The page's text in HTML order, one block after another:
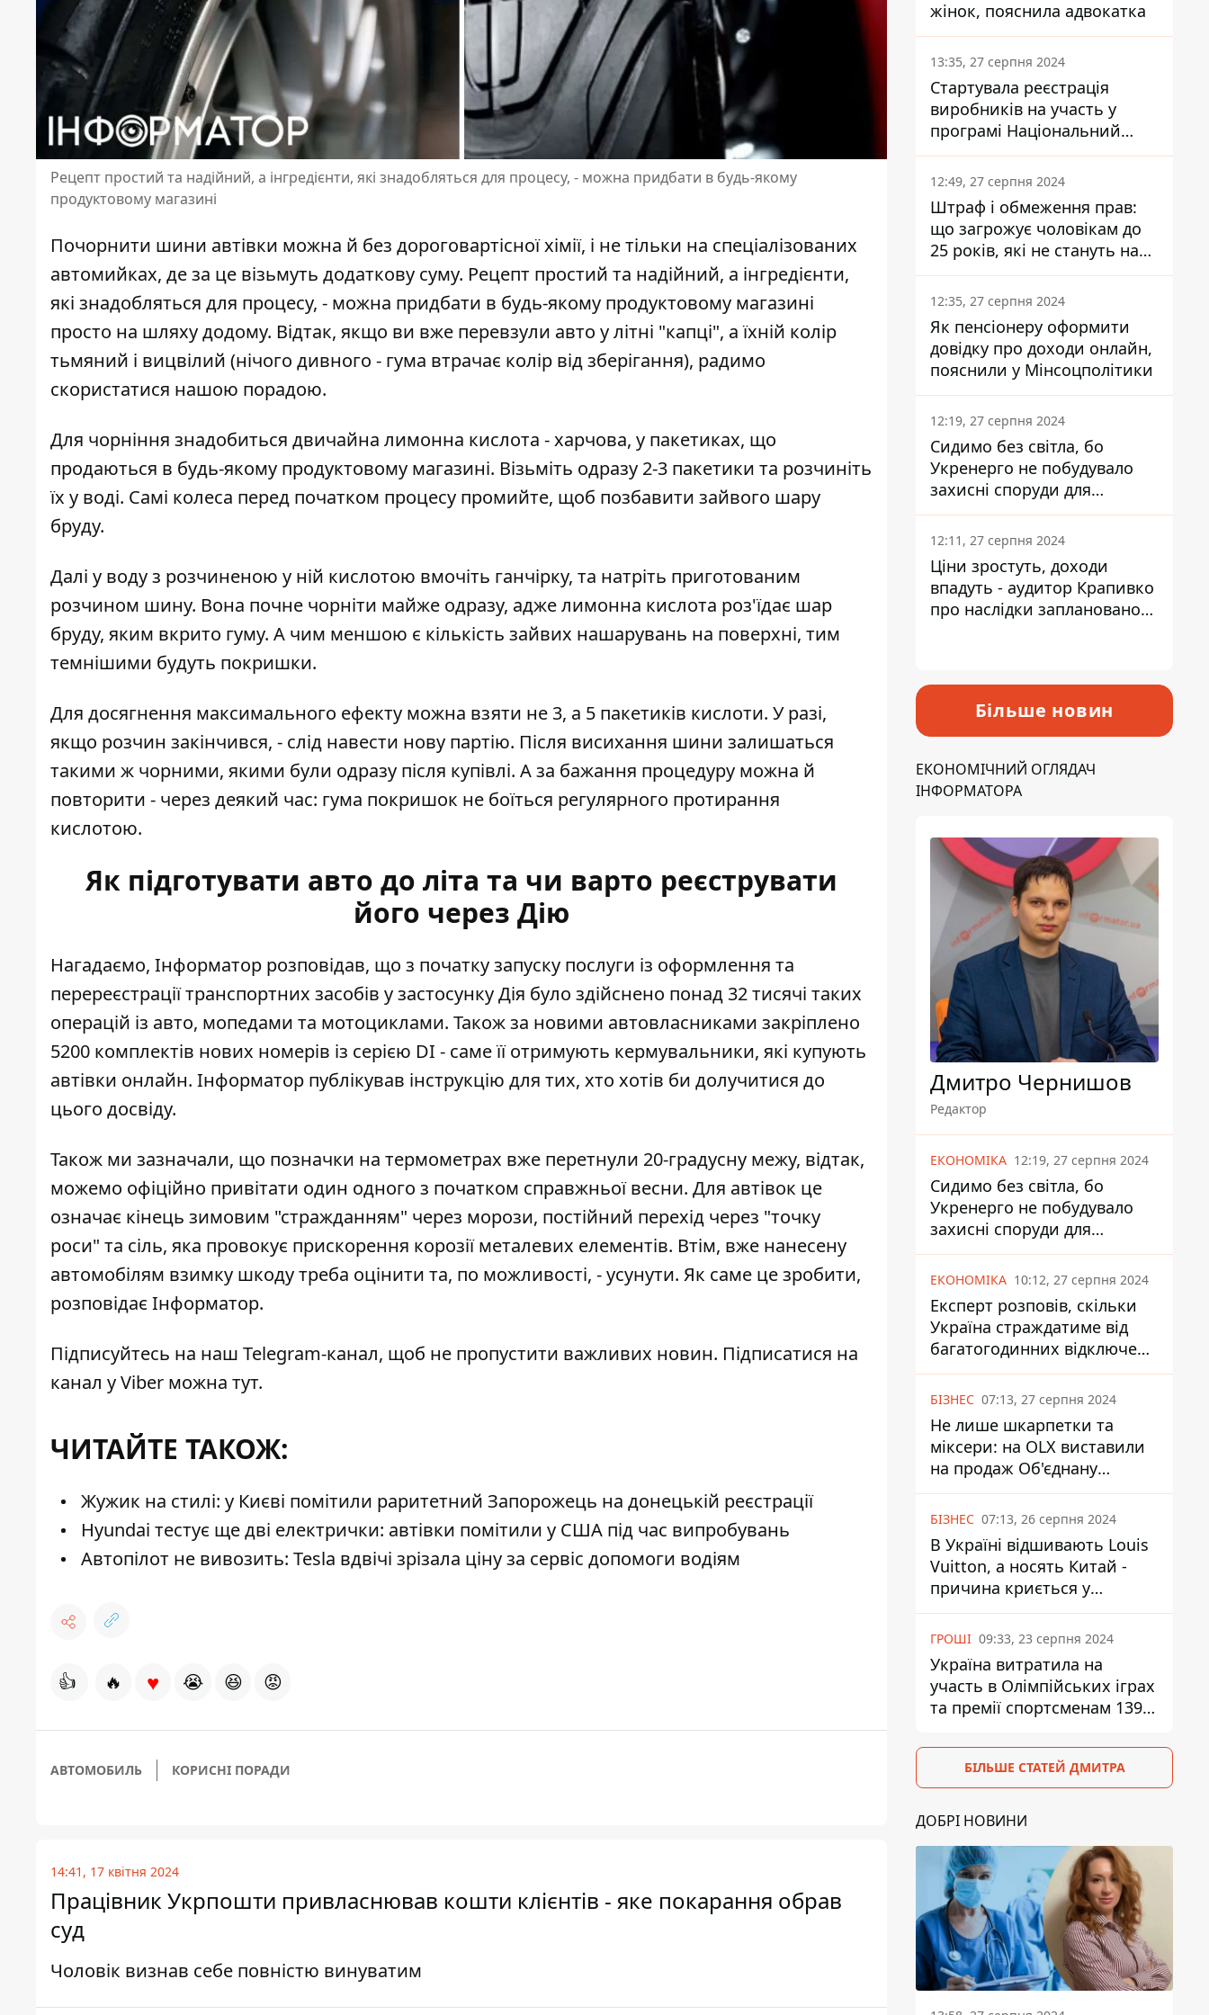
Рецепт простий та надійний, а інгредієнти, які знадобляться для процесу, - можна придбати в будь-якому
продуктовому магазині
Почорнити шини автівки можна й без дороговартісної хімії, і не тільки на спеціалізованих
автомийках, де за це візьмуть додаткову суму. Рецепт простий та надійний, а інгредієнти,
які знадобляться для процесу, - можна придбати в будь-якому продуктовому магазині
просто на шляху додому. Відтак, якщо ви вже перевзули авто у літні "капці", а їхній колір
тьмяний і вицвілий (нічого дивного - гума втрачає колір від зберігання), радимо
скористатися нашою порадою.
Для чорніння знадобиться двичайна лимонна кислота - харчова, у пакетиках, що
продаються в будь-якому продуктовому магазині. Візьміть одразу 2-3 пакетики та розчиніть
їх у воді. Самі колеса перед початком процесу промийте, щоб позбавити зайвого шару
бруду.
Далі у воду з розчиненою у ній кислотою вмочіть ганчірку, та натріть приготованим
розчином шину. Вона почне чорніти майже одразу, адже лимонна кислота роз'їдає шар
бруду, яким вкрито гуму. А чим меншою є кількість зайвих нашарувань на поверхні, тим
темнішими будуть покришки.
Для досягнення максимального ефекту можна взяти не 3, а 5 пакетиків кислоти. У разі,
якщо розчин закінчився, - слід навести нову партію. Після висихання шини залишаться
такими ж чорними, якими були одразу після купівлі. А за бажання процедуру можна й
повторити - через деякий час: гума покришок не боїться регулярного протирання
кислотою.
Як підготувати авто до літа та чи варто реєструвати
його через Дію
Нагадаємо, Інформатор розповідав, що з початку запуску послуги із оформлення та
перереєстрації транспортних засобів у застосунку Дія було здійснено понад 32 тисячі таких
операцій із авто, мопедами та мотоциклами. Також за новими автовласниками закріплено
5200 комплектів нових номерів із серією DІ - саме її отримують кермувальники, які купують
автівки онлайн. Інформатор публікував інструкцію для тих, хто хотів би долучитися до
цього досвіду.
Також ми зазначали, що позначки на термометрах вже перетнули 20-градусну межу, відтак,
можемо офіційно привітати один одного з початком справжньої весни. Для автівок це
означає кінець зимовим "стражданням" через морози, постійний перехід через "точку
роси" та сіль, яка провокує прискорення корозії металевих елементів. Втім, вже нанесену
автомобілям взимку шкоду треба оцінити та, по можливості, - усунути. Як саме це зробити,
розповідає Інформатор.
Підписуйтесь на наш Telegram-канал, щоб не пропустити важливих новин. Підписатися на
канал у Viber можна тут.
ЧИТАЙТЕ ТАКОЖ:
Жужик на стилі: у Києві помітили раритетний Запорожець на донецькій реєстрації
Hyundai тестує ще дві електрички: автівки помітили у США під час випробувань
Автопілот не вивозить: Tesla вдвічі зрізала ціну за сервіс допомоги водіям
👍 🔥 ♥ 😭 😆 😡
АВТОМОБИЛЬ КОРИСНІ ПОРАДИ
14:41, 17 квітня 2024
Працівник Укрпошти привласнював кошти клієнтів - яке покарання обрав
суд
Чоловік визнав себе повністю винуватим
жінок, пояснила адвокатка
13:35, 27 серпня 2024
Стартувала реєстрація
виробників на участь у
програмі Національний
кешбек: як це зробити
через портал Дія
12:49, 27 серпня 2024
Штраф і обмеження прав:
що загрожує чоловікам до
25 років, які не стануть на
військовий облік
12:35, 27 серпня 2024
Як пенсіонеру оформити
довідку про доходи онлайн,
пояснили у Мінсоцполітики
12:19, 27 серпня 2024
Сидимо без світла, бо
Укренерго не побудувало
захисні споруди для
енергетики - нардеп
Кучеренко
12:11, 27 серпня 2024
Ціни зростуть, доходи
впадуть - аудитор Крапивко
про наслідки запланованого
Більше новин
ЕКОНОМІЧНИЙ ОГЛЯДАЧ
ІНФОРМАТОРА
Дмитро Чернишов
Редактор
ЕКОНОМІКА 12:19, 27 серпня 2024
Сидимо без світла, бо
Укренерго не побудувало
захисні споруди для
енергетики - нардеп
Кучеренко
ЕКОНОМІКА 10:12, 27 серпня 2024
Експерт розповів, скільки
Україна страждатиме від
багатогодинних відключень
світла
БІЗНЕС 07:13, 27 серпня 2024
Не лише шкарпетки та
міксери: на OLX виставили
на продаж Об'єднану
Гірнично-Хімічну Компанію
за багато мільярдів
БІЗНЕС 07:13, 26 серпня 2024
В Україні відшивають Louis
Vuitton, а носять Китай -
причина криється у
податках
ГРОШІ 09:33, 23 серпня 2024
Україна витратила на
участь в Олімпійських іграх
та премії спортсменам 139,6
БІЛЬШЕ СТАТЕЙ ДМИТРА
ДОБРІ НОВИНИ